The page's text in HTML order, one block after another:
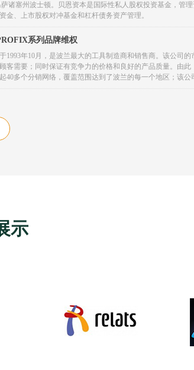
示
诸塞州波士顿。贝恩资本是国际性私人股权投资基金，管理
金、上市股权对冲基金和杠杆债务资产管理。
系列品牌维权
1993年10月，是波兰最大的工具制造商和销售商。该公司的
客需要；同时保证有竞争力的价格和良好的产品质量。由此
40多个分销网络，覆盖范围达到了波兰的每一个地区；该公
和高水平商业道德的具有现代管理意识的公司。